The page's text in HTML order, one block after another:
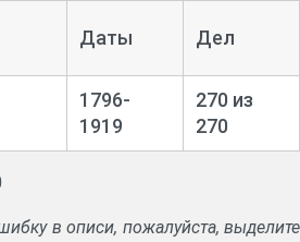
Даты Дел
1796-
1919
270 из
270
в описи, пожалуйста, выделите